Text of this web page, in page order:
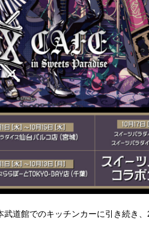
道館でのキッチンカーに引き続き